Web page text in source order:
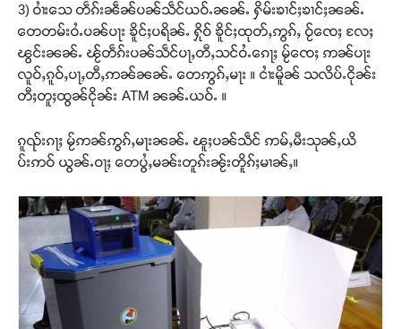
3) ဝၢႆးသေ တဵၵ်းၼဵၼ်ပၼ်သဵင်ယဝ်ႉၼၼ်ႉ ႁိမ်းၶၢင်ႈၶၢင်ႈၼၼ်ႉ
တေတမ်းဝႆႉပၼ်ပႃး ၶိူင်ႈပရိၼ်ႉ ႁိုဝ် ၶိူင်ႈထုတ်ႇဢွၵ်ႇ ဝႂ်ၸေႈ လႄႈ
ၽွင်းၼၼ်ႉ ၽႂ်တဵၵ်းပၼ်သဵင်ပႃႇတီႇသင်ဝႆႉၵေႃႈ မႂ်ၸေႈ ဢၼ်ပႃး
လူဝ်ႇၵူဝ်ႇပႃႇတီႇဢၼ်ၼၼ်ႉ တေဢွၵ်ႇမႃး ။ ငၢႆးမိူၼ် သလိပ်ႉငိုၼ်း
တီႈတူႈထွၼ်ငိုၼ်း ATM ၼၼ်ႉယဝ်ႉ ။
ၵူၺ်းၵႃႈ မႂ်ဢၼ်ဢွၵ်ႇမႃးၼၼ်ႉ ၽူႈပၼ်သဵင် ဢမ်ႇမီးသုၼ်ႇယိ
ပ်းဢဝ် ယွၼ်ႉဝႃႈ တေပွႆႇမၼ်းတူၵ်းၼႂ်းတိူၵ်ႈမၢၼ်ႇ။